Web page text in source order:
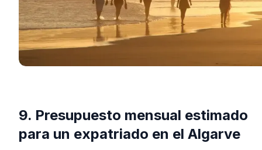
9. Presupuesto mensual estimado
para un expatriado en el Algarve